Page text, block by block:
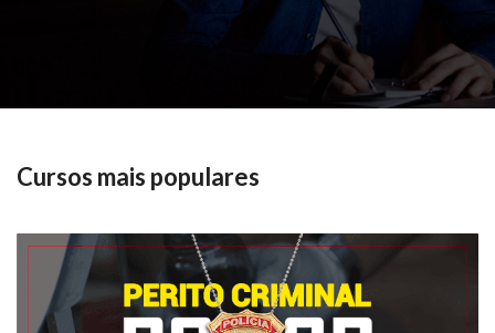
Cursos mais populares